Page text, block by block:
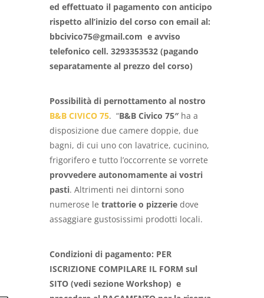
ed effettuato il pagamento con anticipo
rispetto all’inizio del corso con email al:
bbcivico75@gmail.com e avviso
telefonico cell. 3293353532 (pagando
separatamente al prezzo del corso)
Possibilità di pernottamento al nostro
B&B CIVICO 75. “B&B Civico 75″ha a
disposizione due camere doppie, due
bagni, di cui uno con lavatrice, cucinino,
frigorifero e tutto l’occorrente se vorrete
provvedere autonomamente ai vostri
pasti. Altrimenti nei dintorni sono
numerose le trattorie o pizzerie dove
assaggiare gustosissimi prodotti locali.
Condizioni di pagamento: PER
ISCRIZIONE COMPILARE IL FORM sul
SITO (vedi sezione Workshop) e